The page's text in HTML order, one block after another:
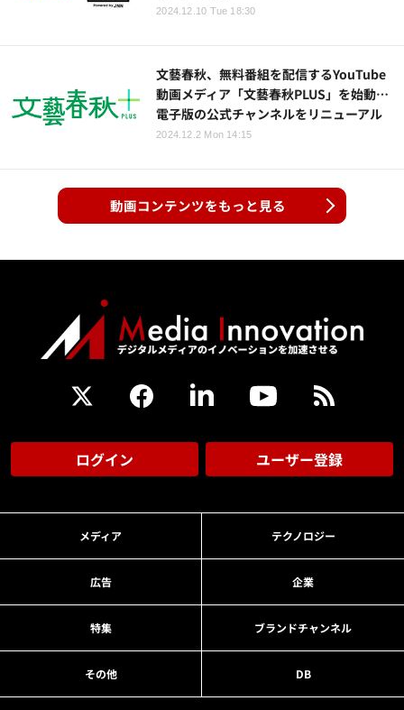
2024.12.10 Tue 18:30
文藝春秋、無料番組を配信するYouTube
動画メディア「文藝春秋PLUS」を始動…
電子版の公式チャンネルをリニューアル
2024.12.2 Mon 14:15
動画コンテンツをもっと見る
ログイン ユーザー登録
メディア テクノロジー
広告 企業
特集 ブランドチャンネル
その他 DB